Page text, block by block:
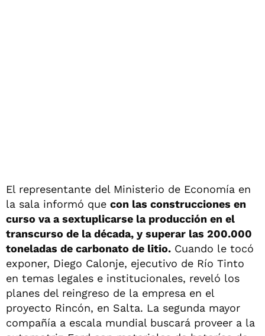
El representante del Ministerio de Economía en
la sala informó que con las construcciones en
curso va a sextuplicarse la producción en el
transcurso de la década, y superar las 200.000
toneladas de carbonato de litio. Cuando le tocó
exponer, Diego Calonje, ejecutivo de Río Tinto
en temas legales e institucionales, reveló los
planes del reingreso de la empresa en el
proyecto Rincón, en Salta. La segunda mayor
compañía a escala mundial buscará proveer a la